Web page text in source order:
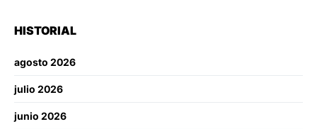
HISTORIAL
agosto 2026
julio 2026
junio 2026